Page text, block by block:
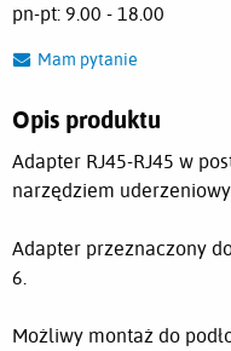
pn-pt: 9.00 - 18.00
Mam pytanie
Opis produktu
Adapter RJ45-RJ45 w
narzędziem
Adapter przeznaczony
6.
Możliwy montaż do